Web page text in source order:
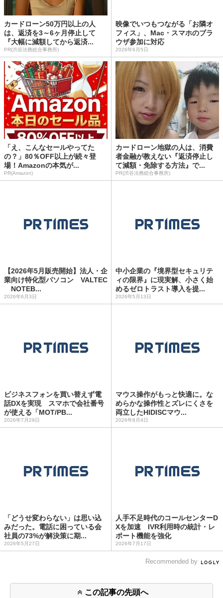
カードローン50万円以上の人
は、返済を3～6ヶ月停止して
『大幅に減額してから返済...
PR(渋谷法務総合事務所)
映像でいつもつながる「お隣オ
フィス」、Mac・スマホのブラ
ウザ参加に対応
2026年6月5日
「え、こんなセールやってた
の？」80％OFF以上が続々登
場！Amazonの本気が...
PR(Amazon)
カードローン地獄の人は、消費
者金融が教えない『返済停止し
て減額・免除する方法』で...
PR(渋谷法務総合事務所)
【2026年5月販売開始】法人・企
業向け特化型パソコン VALTEC
NOTEB...
2026年6月3日
中小企業の『境界型セキュリテ
ィの限界』に現実解、小さく始
めるゼロトラスト導入を提...
2026年5月13日
ビジネスフォンを買い替えず電
話DXを実現 スマホで会社番号
が使える「MOT/PB...
2026年7月29日
マウス操作がもっと快適に。な
めらかな操作性とズレにくさを
両立したHIDISCマウ...
2026年8月4日
「どうせ変わらない」は思い込
みだった。電話に困っている会
社員の73%が解決策に期...
2026年5月27日
人手不足時代のコールセンターD
Xを加速 IVR利用時の統計・レ
ポート機能を強化
2026年7月17日
Recommended by
この記事の先頭へ